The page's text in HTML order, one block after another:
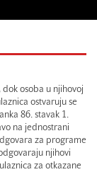
osoba u njihovoj
ostvaruju se
86. stavak 1.
na jednostrani
za programe
njihovi
za otkazane